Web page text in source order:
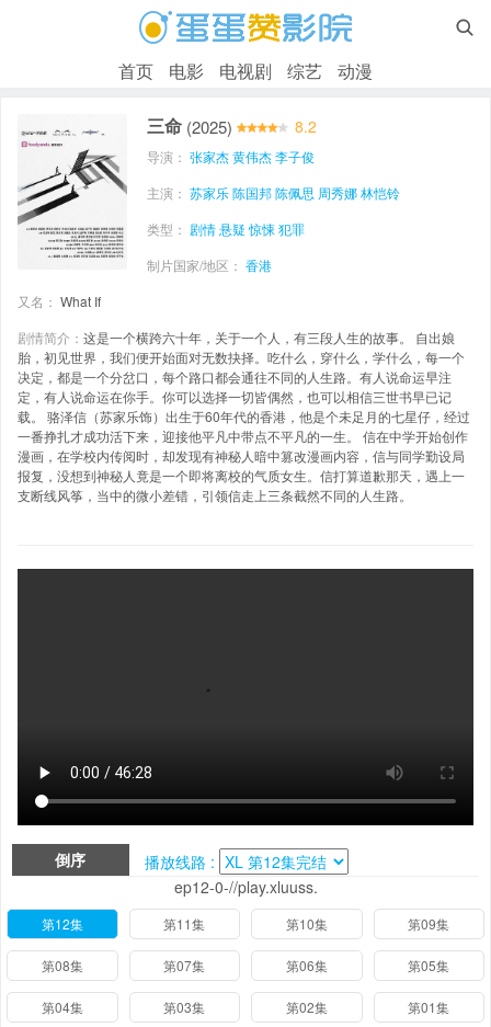

首页 电影 电视剧 综艺 动漫
三命 (2025) 8.2
导演： 张家杰黄伟杰李子俊
主演： 苏家乐陈国邦陈佩思 周秀娜林恺铃
类型： 剧情悬疑 惊悚犯罪
制片国家/地区： 香港
又名： What If
剧情简介： 这是一个横跨六十年，关于一个人，有三段人生的故事。 自出娘
胎，初见世界，我们便开始面对无数抉择。吃什么，穿什么，学什么，每一个
决定，都是一个分岔口，每个路口都会通往不同的人生路。有人说命运早注
定，有人说命运在你手。你可以选择一切皆偶然，也可以相信三世书早已记
载。 骆泽信（苏家乐饰）出生于60年代的香港，他是个未足月的七星仔，经过
一番挣扎才成功活下来，迎接他平凡中带点不平凡的一生。 信在中学开始创作
漫画，在学校内传阅时，却发现有神秘人暗中篡改漫画内容，信与同学勤设局
报复，没想到神秘人竟是一个即将离校的气质女生。信打算道歉那天，遇上一
支断线风筝，当中的微小差错，引领信走上三条截然不同的人生路。
倒序
播放线路 :
ep12-0-//play.xluuss.
第12集 第11集 第10集 第09集
第08集 第07集 第06集 第05集
第04集 第03集 第02集 第01集